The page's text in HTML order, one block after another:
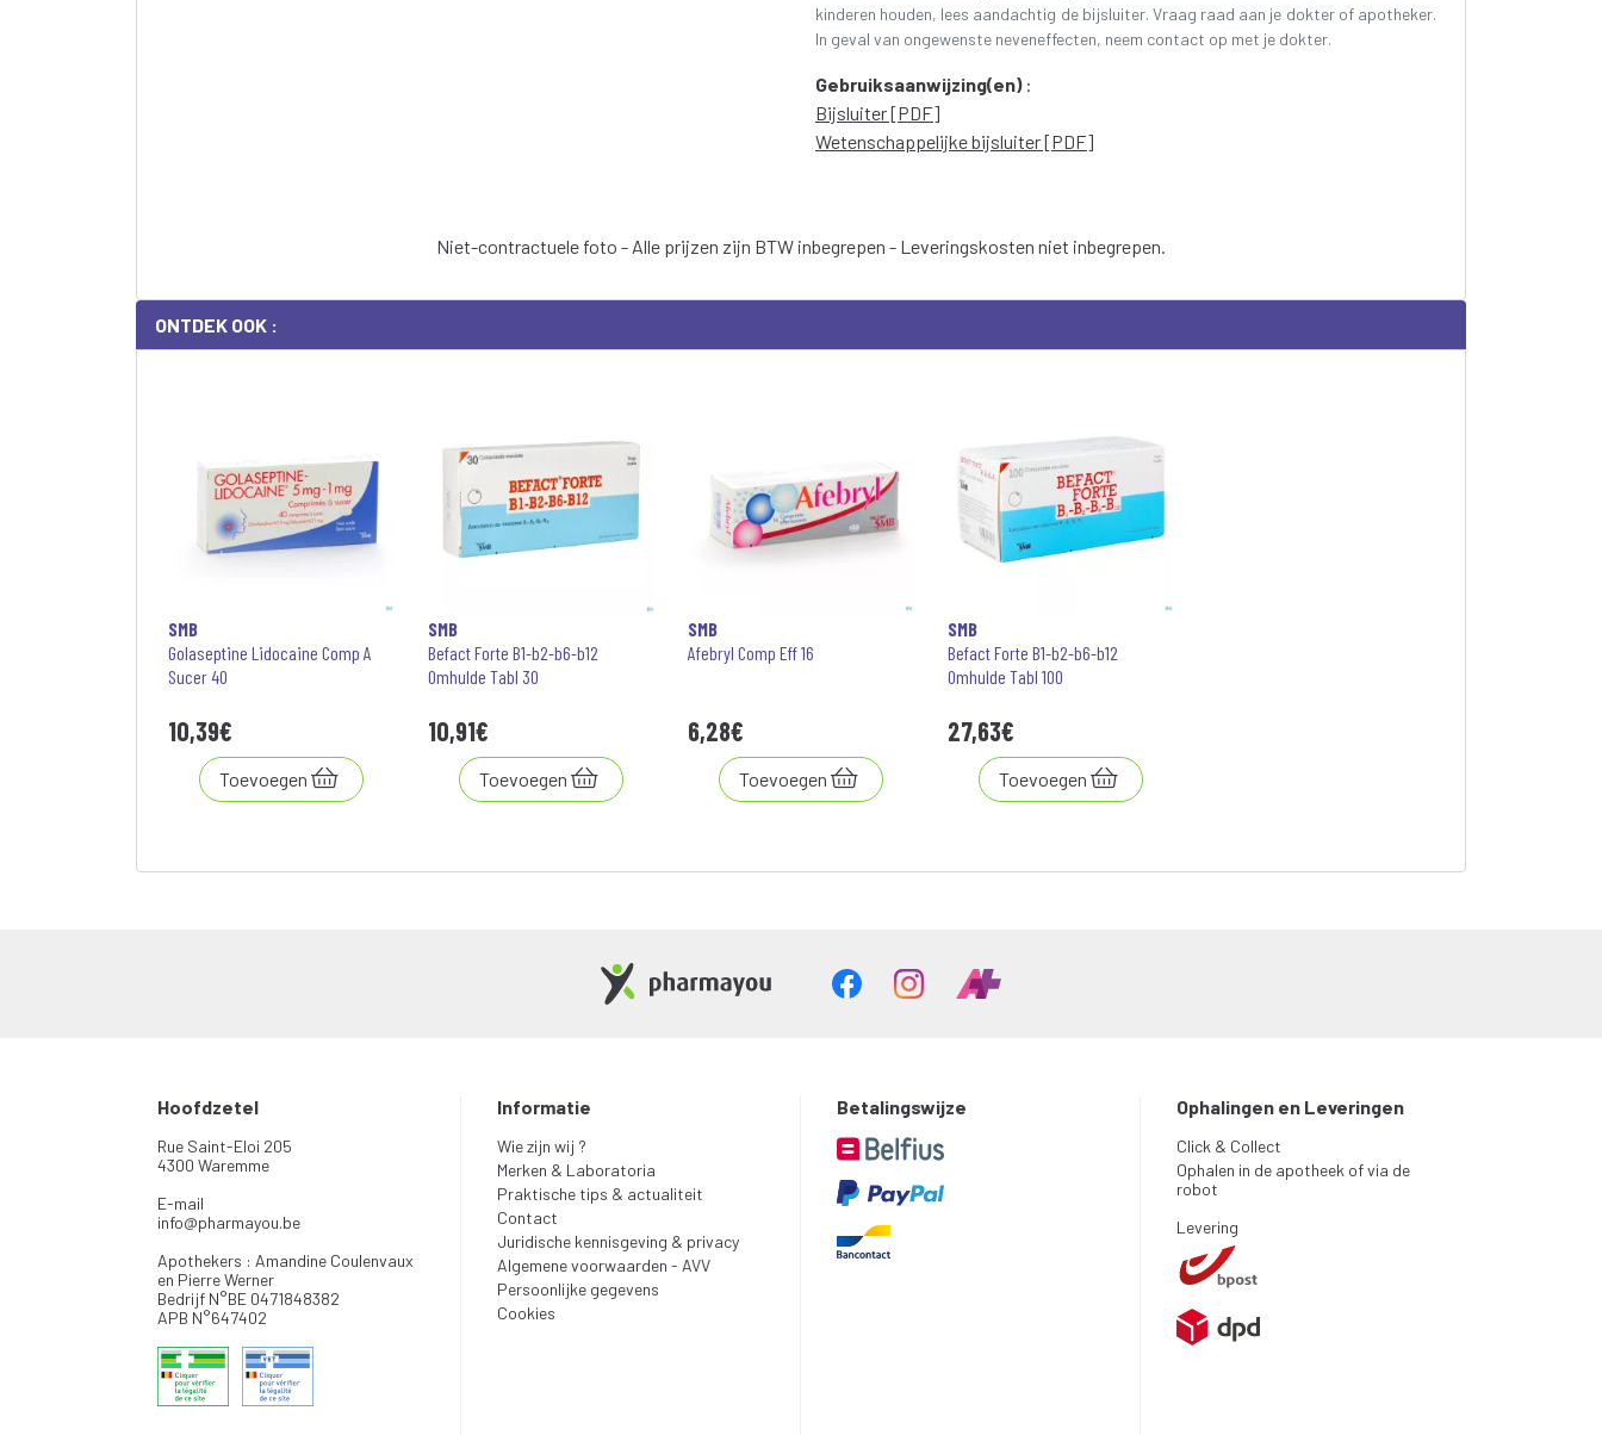
kinderen houden, lees aandachtig de bijsluiter. Vraag raad aan je dokter of apotheker.
In geval van ongewenste neveneffecten, neem contact op met je dokter.
Gebruiksaanwijzing(en):
Bijsluiter [PDF]
Wetenschappelijke bijsluiter [PDF]
Niet-contractuele foto - Alle prijzen zijn BTW inbegrepen - Leveringskosten niet inbegrepen.
ONTDEK OOK :
SMB
Golaseptine Lidocaine Comp A
Sucer 40
10,39€
Toevoegen
SMB
Befact Forte B1-b2-b6-b12
Omhulde Tabl 30
10,91€
Toevoegen
SMB
Afebryl Comp Eff 16
6,28€
Toevoegen
SMB
Befact Forte B1-b2-b6-b12
Omhulde Tabl 100
27,63€
Toevoegen
Hoofdzetel
Rue Saint-Eloi 205
4300 Waremme
E-mail
info@pharmayou.be
Apothekers : Amandine Coulenvaux
en Pierre Werner
Bedrijf N°BE 0471848382
APB N°647402
Informatie
Wie zijn wij ?
Merken & Laboratoria
Praktische tips & actualiteit
Contact
Juridische kennisgeving & privacy
Algemene voorwaarden - AVV
Persoonlijke gegevens
Cookies
Betalingswijze Ophalingen en Leveringen
Click & Collect
Ophalen in de apotheek of via de
robot
Levering